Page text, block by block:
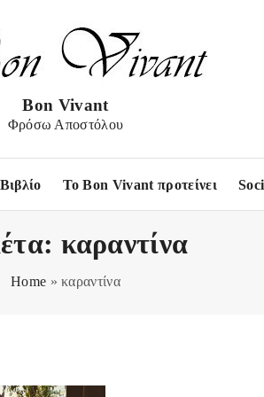
Bon Vivant
Φρόσω Αποστόλου
Βιβλίο Το Bon Vivant προτείνει
καραντίνα
Home »καραντίνα